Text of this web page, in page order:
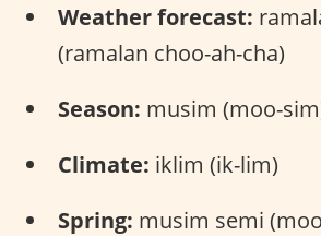
Weather forecast:
(ramalan choo-ah-cha)
Season: musim (moo-
Climate: iklim (ik-lim)
Spring: musim semi